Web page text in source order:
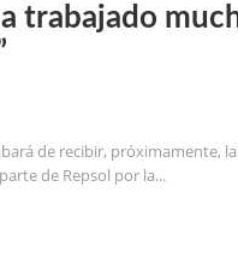
trabajado
de recibir, próximamente, la
de Repsol por la...